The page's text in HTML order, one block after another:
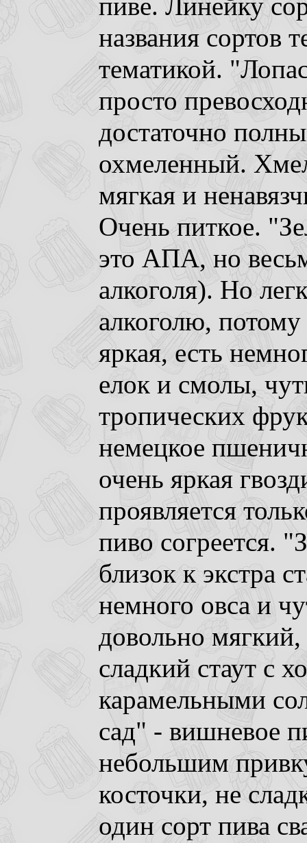
пиве. Линейку
названия сортов
тематикой.
просто
достаточно
охмеленный.
мягкая и
Очень питкое.
это АПА, но
алкоголя). Но
алкоголю,
яркая, есть
елок и смолы,
тропических
немецкое
очень яркая
проявляется
пиво согреется.
близок к экстра
немного овса и
довольно
сладкий стаут с
карамельными
сад" - вишневое
небольшим
косточки, не
один сорт пива